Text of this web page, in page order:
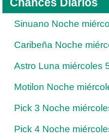
Sinuano Noche
Caribeña Noche
Astro Luna miércoles
Motilon Noche
Pick 3 Noche
Pick 4 Noche